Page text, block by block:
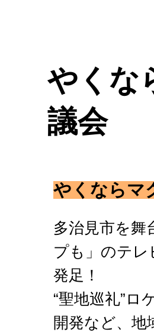
やくな
議会
やくならマ
多治見市を舞
プも」のテレ
発足！
“聖地巡礼”ロ
開発など、地